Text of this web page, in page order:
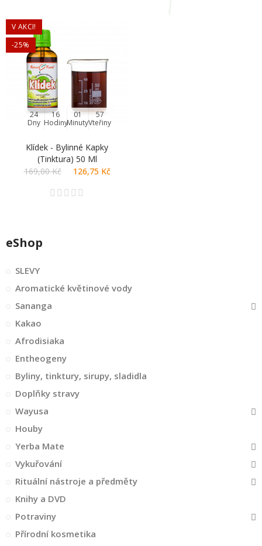
V AKCI!
-25%
24
Dny
16
Hodiny
01
Minuty
56
Vteřiny
Klídek - Bylinné Kapky
(tinktura) 50 Ml
169,00 Kč
126,75 Kč
eShop
SLEVY
Aromatické květinové vody
Sananga
Kakao
Afrodisiaka
Entheogeny
Byliny, tinktury, sirupy, sladidla
Doplňky stravy
Wayusa
Houby
Yerba Mate
Vykuřování
Rituální nástroje a předměty
Knihy a DVD
Potraviny
Přírodní kosmetika